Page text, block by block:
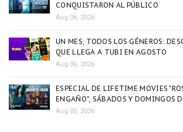
CONQUISTARON AL PÚBLICO
Aug 06, 2026
UN MES, TODOS LOS GÉNEROS:
QUE LLEGA A TUBI EN AGOSTO
Aug 06, 2026
ESPECIAL DE LIFETIME MOVIES
ENGAÑO", SÁBADOS Y DOMINGOS
Aug 05, 2026